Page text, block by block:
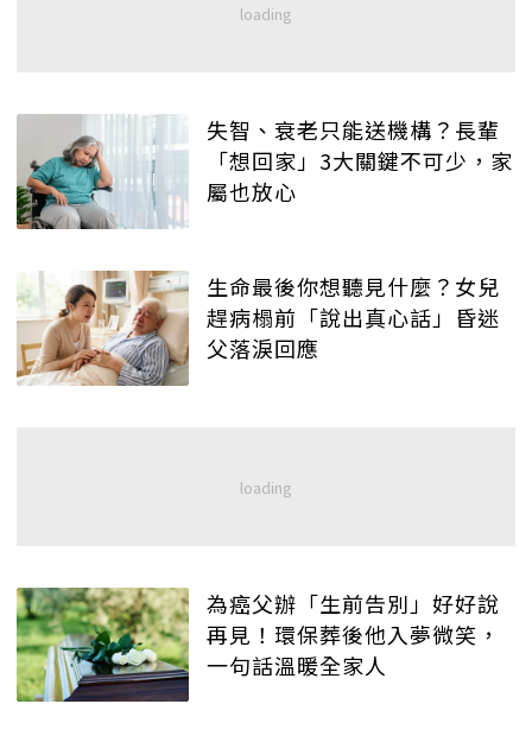
失智、衰老只能送機構？長輩
「想回家」3大關鍵不可少，家
屬也放心
生命最後你想聽見什麼？女兒
趕病榻前「說出真心話」昏迷
父落淚回應
為癌父辦「生前告別」好好說
再見！環保葬後他入夢微笑，
一句話溫暖全家人